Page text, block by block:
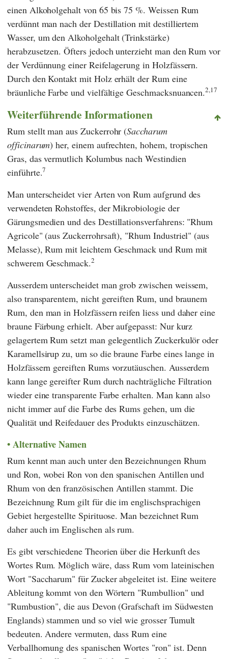
einen Alkoholgehalt von 65 bis 75 %. Weissen Rum
verdünnt man nach der Destillation mit destilliertem
Wasser, um den Alkoholgehalt (Trinkstärke)
herabzusetzen. Öfters jedoch unterzieht man den Rum vor
der Verdünnung einer Reifelagerung in Holzfässern.
Durch den Kontakt mit Holz erhält der Rum eine
bräunliche Farbe und vielfältige Geschmacksnuancen.2,17
Weiterführende Informationen
Rum stellt man aus Zuckerrohr (Saccharum
officinarum) her, einem aufrechten, hohem, tropischen
Gras, das vermutlich Kolumbus nach Westindien
einführte.7
Man unterscheidet vier Arten von Rum aufgrund des
verwendeten Rohstoffes, der Mikrobiologie der
Gärungsmedien und des Destillationsverfahrens: "Rhum
Agricole" (aus Zuckerrohrsaft), "Rhum Industriel" (aus
Melasse), Rum mit leichtem Geschmack und Rum mit
schwerem Geschmack.2
Ausserdem unterscheidet man grob zwischen weissem,
also transparentem, nicht gereiften Rum, und braunem
Rum, den man in Holzfässern reifen liess und daher eine
braune Färbung erhielt. Aber aufgepasst: Nur kurz
gelagertem Rum setzt man gelegentlich Zuckerkulör oder
Karamellsirup zu, um so die braune Farbe eines lange in
Holzfässern gereiften Rums vorzutäuschen. Ausserdem
kann lange gereifter Rum durch nachträgliche Filtration
wieder eine transparente Farbe erhalten. Man kann also
nicht immer auf die Farbe des Rums gehen, um die
Qualität und Reifedauer des Produkts einzuschätzen.
Alternative Namen
Rum kennt man auch unter den Bezeichnungen Rhum
und Ron, wobei Ron von den spanischen Antillen und
Rhum von den französischen Antillen stammt. Die
Bezeichnung Rum gilt für die im englischsprachigen
Gebiet hergestellte Spirituose. Man bezeichnet Rum
daher auch im Englischen als rum.
Es gibt verschiedene Theorien über die Herkunft des
Wortes Rum. Möglich wäre, dass Rum vom lateinischen
Wort "Saccharum" für Zucker abgeleitet ist. Eine weitere
Ableitung kommt von den Wörtern "Rumbullion" und
"Rumbustion", die aus Devon (Grafschaft im Südwesten
Englands) stammen und so viel wie grosser Tumult
bedeuten. Andere vermuten, dass Rum eine
Verballhornung des spanischen Wortes "ron" ist. Denn